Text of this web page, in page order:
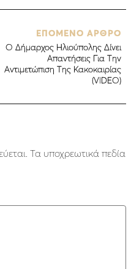
ΕΠΟΜΕΝΟ ΑΡΘΡΟ
Ο Δήμαρχος Ηλιούπολης Δίνει
Απαντήσεις Για Την
Αντιμετώπιση Της Κακοκαιρίας
(VIDEO)
Τα υποχρεωτικά πεδία